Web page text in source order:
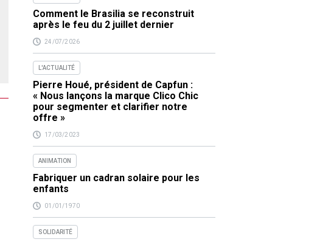
Comment le Brasilia se reconstruit
après le feu du 2 juillet dernier
24/07/2026
L'ACTUALITÉ
Pierre Houé, président de Capfun :
« Nous lançons la marque Clico Chic
pour segmenter et clarifier notre
offre »
17/03/2023
ANIMATION
Fabriquer un cadran solaire pour les
enfants
01/01/1970
SOLIDARITÉ